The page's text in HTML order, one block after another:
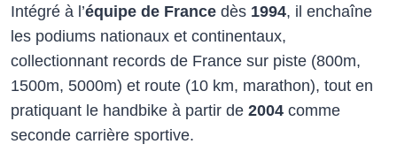
Intégré à l’équipe de France dès 1994, il enchaîne
les podiums nationaux et continentaux,
collectionnant records de France sur piste (800m,
1500m, 5000m) et route (10 km, marathon), tout en
pratiquant le handbike à partir de 2004 comme
seconde carrière sportive.​